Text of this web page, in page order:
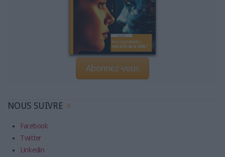
Abonnez-vous
NOUS SUIVRE
Facebook
Twitter
Linkedin